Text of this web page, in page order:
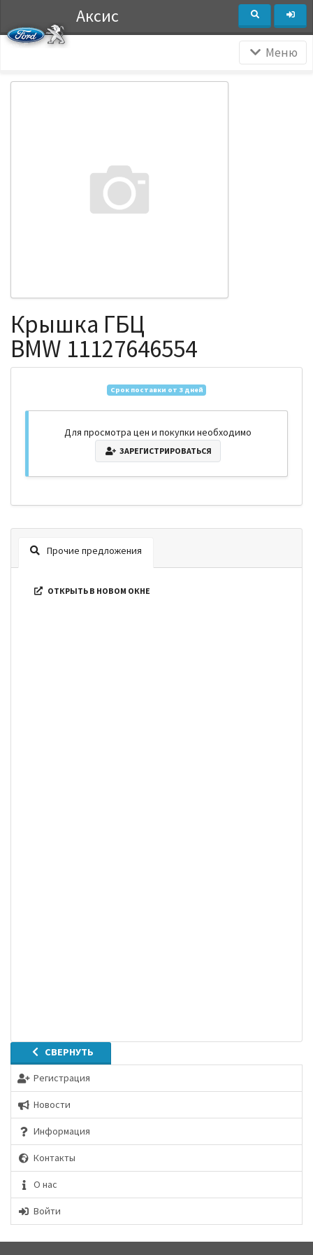
Аксис
Меню
СВЕРНУТЬ
Регистрация
Новости
Информация
Контакты
О нас
Войти
Крышка ГБЦ
BMW 11127646554
Срок поставки от 3 дней
Для просмотра цен и покупки необходимо
ЗАРЕГИСТРИРОВАТЬСЯ
Прочие предложения
ОТКРЫТЬ В НОВОМ ОКНЕ